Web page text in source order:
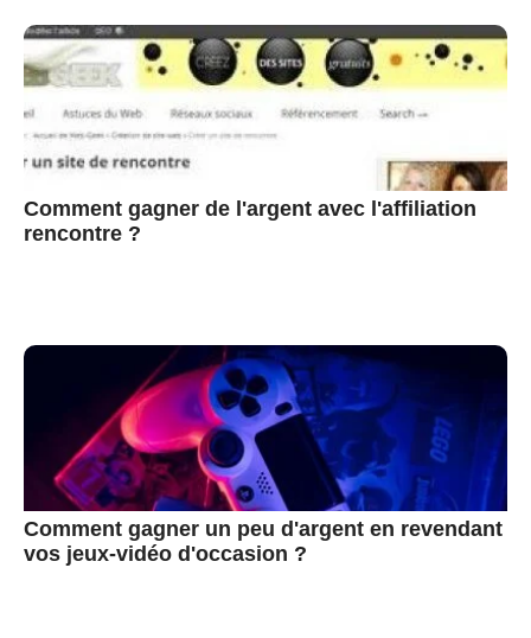
Comment gagner de l'argent avec l'affiliation
rencontre ?
Comment gagner un peu d'argent en revendant
vos jeux-vidéo d'occasion ?